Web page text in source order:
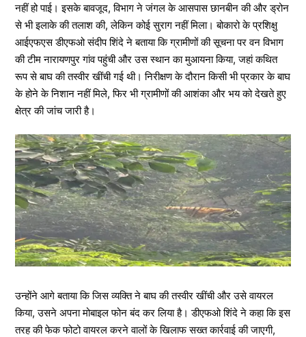
नहीं हो पाई। इसके बावजूद, विभाग ने जंगल के आसपास छानबीन की और ड्रोन
से भी इलाके की तलाश की, लेकिन कोई सुराग नहीं मिला। बोकारो के प्रशिक्षु
आईएफएस डीएफओ संदीप शिंदे ने बताया कि ग्रामीणों की सूचना पर वन विभाग
की टीम नारायणपुर गांव पहुंची और उस स्थान का मुआयना किया, जहां कथित
रूप से बाघ की तस्वीर खींची गई थी। निरीक्षण के दौरान किसी भी प्रकार के बाघ
के होने के निशान नहीं मिले, फिर भी ग्रामीणों की आशंका और भय को देखते हुए
क्षेत्र की जांच जारी है।
उन्होंने आगे बताया कि जिस व्यक्ति ने बाघ की तस्वीर खींची और उसे वायरल
किया, उसने अपना मोबाइल फोन बंद कर लिया है। डीएफओ शिंदे ने कहा कि इस
तरह की फेक फोटो वायरल करने वालों के खिलाफ सख्त कार्रवाई की जाएगी,